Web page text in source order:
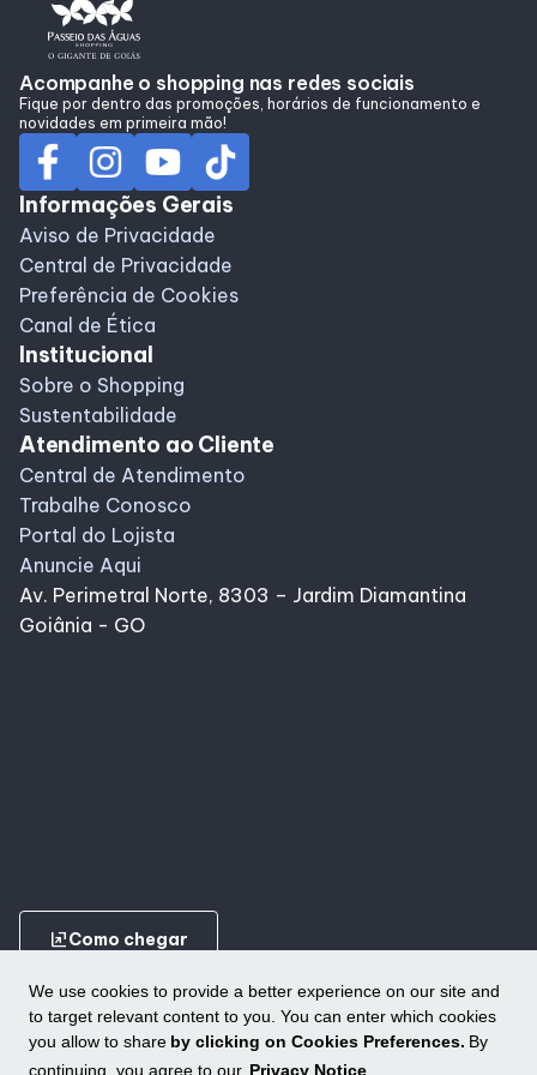
We use cookies to provide a better experience on our site and
to target relevant content to you. You can enter which cookies
you allow to share by clicking on Cookies Preferences. By
continuing, you agree to our Privacy Notice
Alimentação
Programa de Benefícios
Acompanhe o shopping nas redes sociais
Fique por dentro das promoções, horários de funcionamento e
novidades em primeira mão!
Informações Gerais
Aviso de Privacidade
Central de Privacidade
Preferência de Cookies
Canal de Ética
Institucional
Sobre o Shopping
Sustentabilidade
Atendimento ao Cliente
Central de Atendimento
Trabalhe Conosco
Portal do Lojista
Anuncie Aqui
Av. Perimetral Norte, 8303 – Jardim Diamantina
Goiânia - GO
ungroupComo chegar